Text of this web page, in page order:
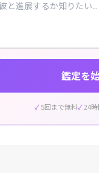
鑑定を
5回まで無料 24